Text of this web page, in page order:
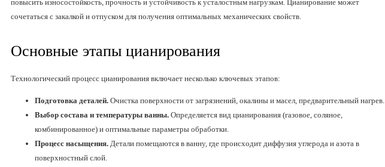
повысить износостойкость, прочность и устойчивость к усталостным нагрузкам. Цианирование может
сочетаться с закалкой и отпуском для получения оптимальных механических свойств.
Основные этапы цианирования
Технологический процесс цианирования включает несколько ключевых этапов:
Подготовка деталей. Очистка поверхности от загрязнений, окалины и масел, предварительный нагрев.
Выбор состава и температуры ванны. Определяется вид цианирования (газовое, соляное,
комбинированное) и оптимальные параметры обработки.
Процесс насыщения. Детали помещаются в ванну, где происходит диффузия углерода и азота в
поверхностный слой.